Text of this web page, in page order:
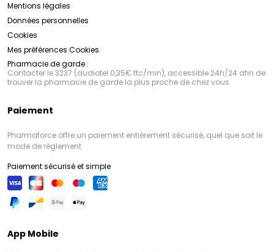
Mentions légales
Données personnelles
Cookies
Mes préférences Cookies
Pharmacie de garde :
Contacter le 3237 (audiotel 0,35€ ttc/min), accessible 24h/24 afin de
trouver la pharmacie de garde la plus proche de chez vous
Paiement
Pharmaforce offre un paiement entièrement sécurisé, quel que soit le
mode de règlement
Paiement sécurisé et simple
App Mobile